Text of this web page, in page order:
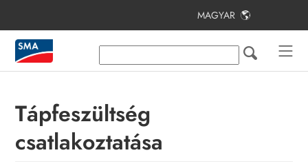
MAGYAR
Tápfeszültség
csatlakoztatása
Tartalomjegyzék
Tudnivalók a jelen dokumentumhoz
A csomag tartalma
Termékáttekintés